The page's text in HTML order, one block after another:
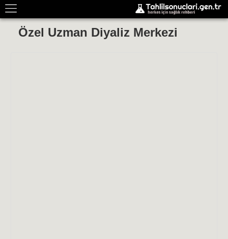
Özel Uzman Diyaliz Merkezi